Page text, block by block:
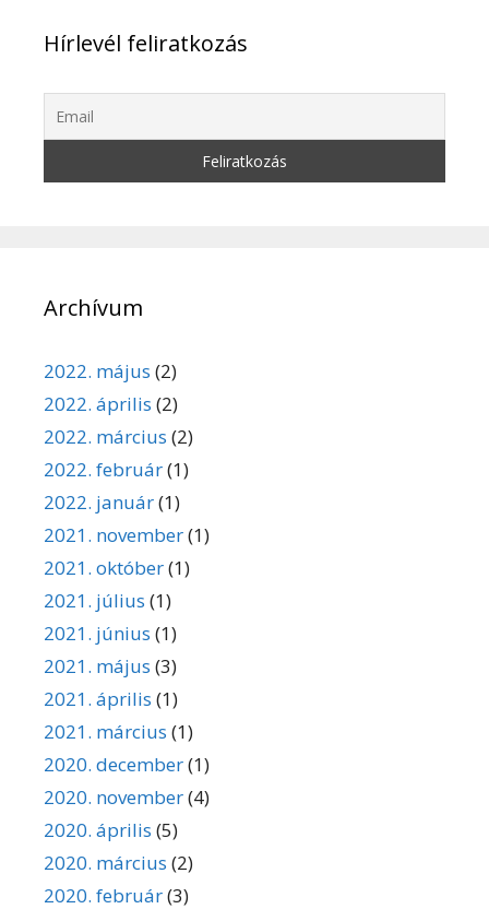
Hírlevél feliratkozás
Archívum
2022. május (2)
2022. április (2)
2022. március (2)
2022. február(1)
2022. január(1)
2021. november(1)
2021. október(1)
2021. július (1)
2021. június (1)
2021. május (3)
2021. április (1)
2021. március (1)
2020. december(1)
2020. november(4)
2020. április (5)
2020. március (2)
2020. február(3)